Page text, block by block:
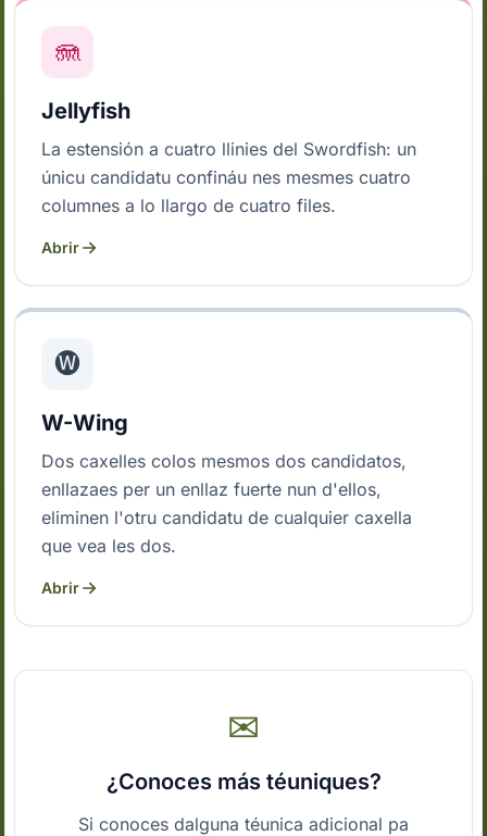
🪼
Jellyfish
La estensión a cuatro llinies del Swordfish: un
únicu candidatu confináu nes mesmes cuatro
columnes a lo llargo de cuatro files.
Abrir
🅦
W-Wing
Dos caxelles colos mesmos dos candidatos,
enllazaes per un enllaz fuerte nun d'ellos,
eliminen l'otru candidatu de cualquier caxella
que vea les dos.
Abrir
✉
¿Conoces más téuniques?
Si conoces dalguna téunica adicional pa